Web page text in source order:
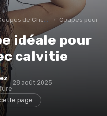
de Cheveux Coupes pour
idéale pour
calvitie
28 août 2025
page